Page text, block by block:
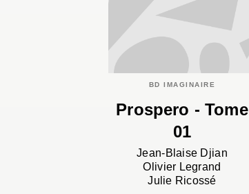
BD IMAGINAIRE
Prospero - Tome
01
Jean-Blaise Djian
Olivier Legrand
Julie Ricossé